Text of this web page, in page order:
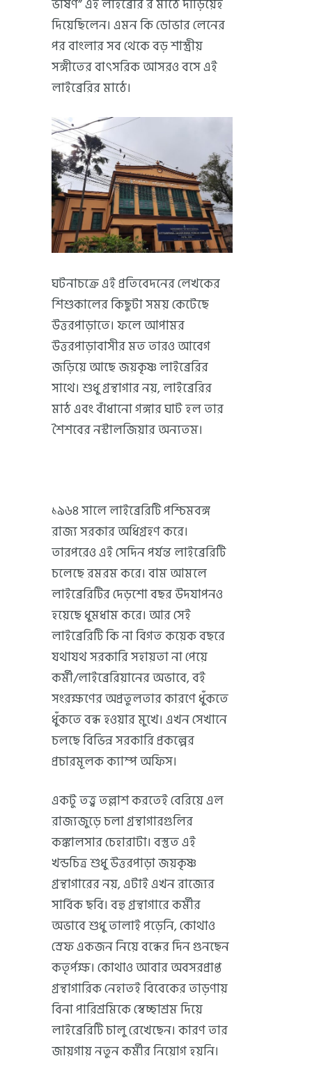
ভাষণ” এই লাইব্রেরি র মাঠে দাঁড়িয়েই
দিয়েছিলেন। এমন কি ডোভার লেনের
পর বাংলার সব থেকে বড় শাস্ত্রীয়
সঙ্গীতের বাৎসরিক আসরও বসে এই
লাইব্রেরির মাঠে।
ঘটনাচক্রে এই প্রতিবেদনের লেখকের
শিশুকালের কিছুটা সময় কেটেছে
উত্তরপাড়াতে। ফলে আপামর
উত্তরপাড়াবাসীর মত তারও আবেগ
জড়িয়ে আছে জয়কৃষ্ণ লাইব্রেরির
সাথে। শুধু গ্রন্থাগার নয়, লাইব্রেরির
মাঠ এবং বাঁধানো গঙ্গার ঘাট হল তার
শৈশবের নস্টালজিয়ার অন্যতম।
১৯৬৪ সালে লাইব্রেরিটি পশ্চিমবঙ্গ
রাজ্য সরকার অধিগ্রহণ করে।
তারপরেও এই সেদিন পর্যন্ত লাইব্রেরিটি
চলেছে রমরম করে। বাম আমলে
লাইব্রেরিটির দেড়শো বছর উদযাপনও
হয়েছে ধুমধাম করে। আর সেই
লাইব্রেরিটি কি না বিগত কয়েক বছরে
যথাযথ সরকারি সহায়তা না পেয়ে
কর্মী/লাইব্রেরিয়ানের অভাবে, বই
সংরক্ষণের অপ্রতুলতার কারণে ধুঁকতে
ধুঁকতে বন্ধ হওয়ার মুখে। এখন সেখানে
চলছে বিভিন্ন সরকারি প্রকল্পের
প্রচারমূলক ক্যাম্প অফিস।
একটু তত্ত্ব তল্লাশ করতেই বেরিয়ে এল
রাজ্যজুড়ে চলা গ্রন্থাগারগুলির
কঙ্কালসার চেহারাটা। বস্তুত এই
খন্ডচিত্র শুধু উত্তরপাড়া জয়কৃষ্ণ
গ্রন্থাগারের নয়, এটাই এখন রাজ্যের
সার্বিক ছবি। বহু গ্রন্থাগারে কর্মীর
অভাবে শুধু তালাই পড়েনি, কোথাও
স্রেফ একজন নিয়ে বন্ধের দিন গুনছেন
কতৃর্পক্ষ। কোথাও আবার অবসরপ্রাপ্ত
গ্রন্থাগারিক নেহাতই বিবেকের তাড়ণায়
বিনা পারিশ্রমিকে স্বেচ্ছাশ্রম দিয়ে
লাইব্রেরিটি চালু রেখেছেন। কারণ তার
জায়গায় নতুন কর্মীর নিয়োগ হয়নি।